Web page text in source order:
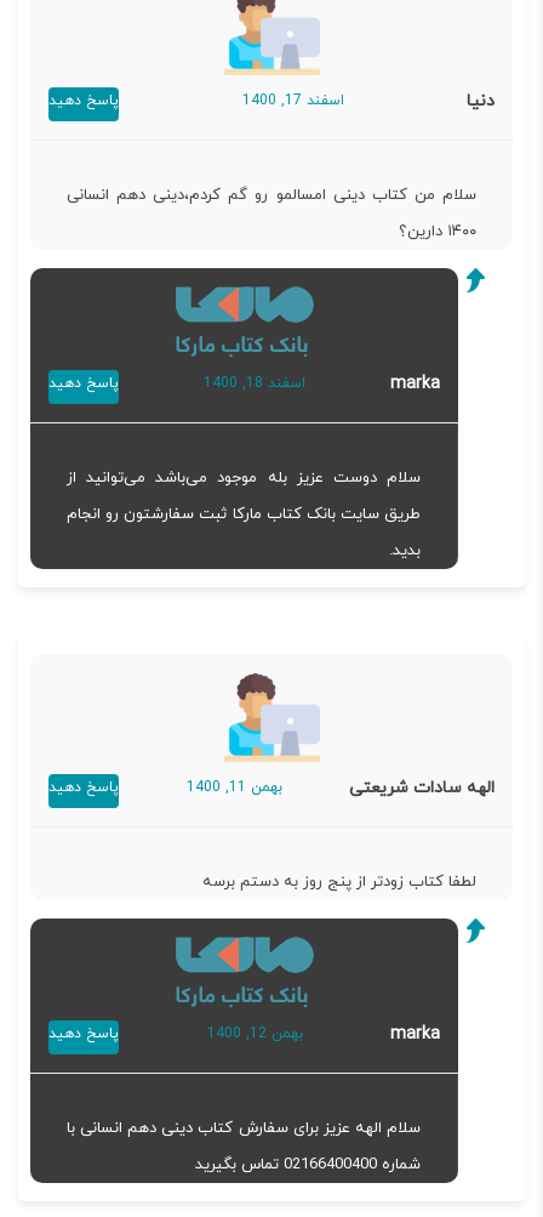
دنیا اسفند 17, 1400 پاسخ دهید
سلام من کتاب دینی امسالمو رو گم کردم،دینی دهم انسانی
۱۴۰۰ دارین؟
marka اسفند 18, 1400 پاسخ دهید
سلام دوست عزیز بله موجود می‌باشد می‌توانید از
طریق سایت بانک کتاب مارکا ثبت سفارشتون رو انجام
بدید.
الهه سادات شریعتی بهمن 11, 1400 پاسخ دهید
لطفا کتاب زودتر از پنج روز به دستم برسه
marka بهمن 12, 1400 پاسخ دهید
سلام الهه عزیز برای سفارش کتاب دینی دهم انسانی با
شماره 02166400400 تماس بگیرید